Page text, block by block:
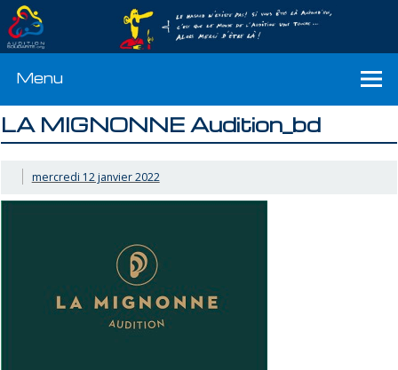
Menu
LA MIGNONNE Audition_bd
mercredi 12 janvier 2022